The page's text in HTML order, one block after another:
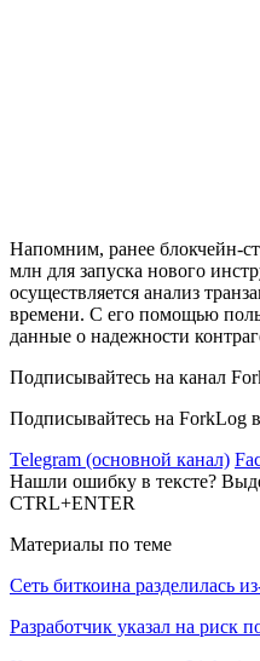
Напомним, ранее блокчейн-
млн для запуска нового
осуществляется анализ
времени. С его помощью
данные о надежности
Подписывайтесь на канал
Подписывайтесь на ForkLog
Telegram (основной канал)
Нашли ошибку в тексте?
CTRL+ENTER
Материалы по теме
Сеть биткоина разделилась
Разработчик указал на риск